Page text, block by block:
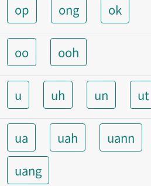
op
ong ok
oo ooh
u uh un ut
ua uah uann
uang